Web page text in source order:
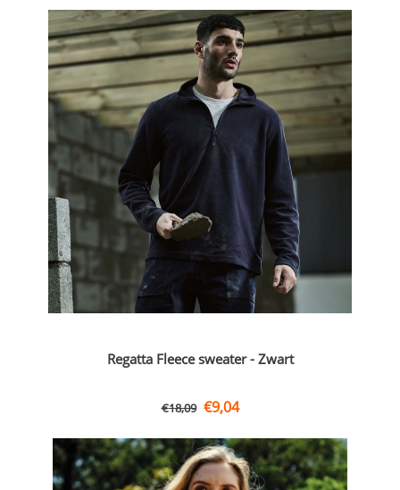
Regatta Fleece sweater - Zwart
€18,09 €9,04